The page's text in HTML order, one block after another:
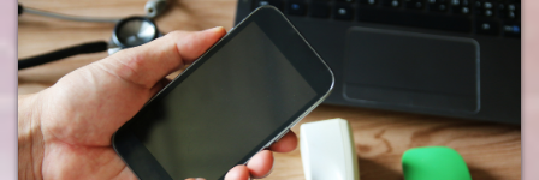
Hur fungerar Bitcoin
Apparna du måste ha
Spel
Bästa online casino